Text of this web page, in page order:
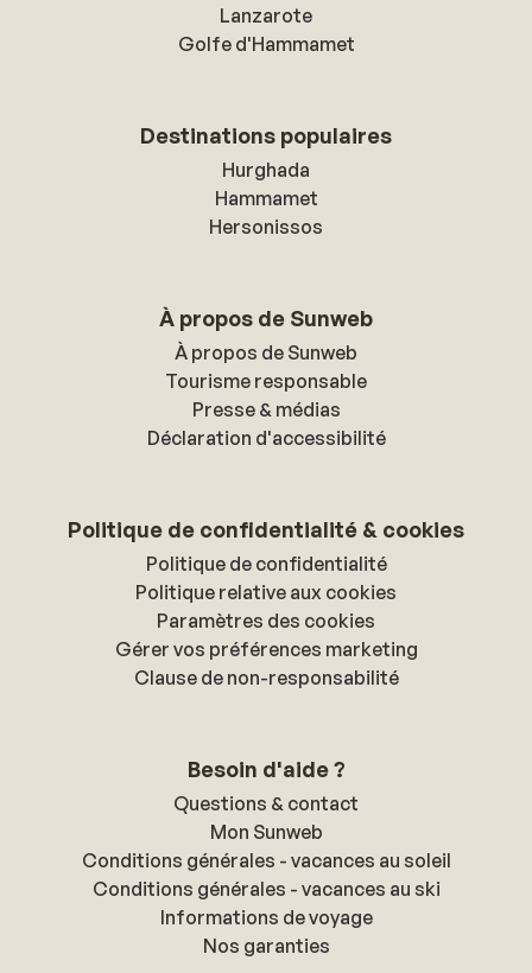
Lanzarote
Golfe d'Hammamet
Destinations populaires
Hurghada
Hammamet
Hersonissos
À propos de Sunweb
À propos de Sunweb
Tourisme responsable
Presse & médias
Déclaration d'accessibilité
Politique de confidentialité & cookies
Politique de confidentialité
Politique relative aux cookies
Paramètres des cookies
Gérer vos préférences marketing
Clause de non-responsabilité
Besoin d'aide ?
Questions & contact
Mon Sunweb
Conditions générales - vacances au soleil
Conditions générales - vacances au ski
Informations de voyage
Nos garanties